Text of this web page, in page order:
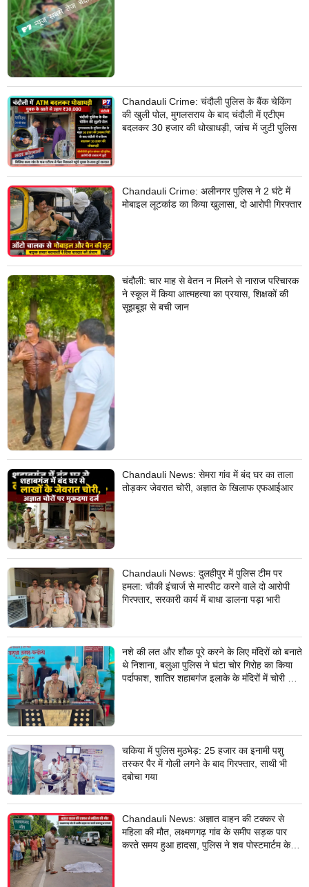
Chandauli Crime: चंदौली पुलिस के बैंक चेकिंग
की खुली पोल, मुगलसराय के बाद चंदौली में एटीएम
बदलकर 30 हजार की धोखाधड़ी, जांच में जुटी पुलिस
Chandauli Crime: अलीनगर पुलिस ने 2 घंटे में
मोबाइल लूटकांड का किया खुलासा, दो आरोपी गिरफ्तार
चंदौली: चार माह से वेतन न मिलने से नाराज परिचारक
ने स्कूल में किया आत्महत्या का प्रयास, शिक्षकों की
सूझबूझ से बची जान
Chandauli News: सेमरा गांव में बंद घर का ताला
तोड़कर जेवरात चोरी, अज्ञात के खिलाफ एफआईआर
Chandauli News: दुलहीपुर में पुलिस टीम पर
हमला: चौकी इंचार्ज से मारपीट करने वाले दो आरोपी
गिरफ्तार, सरकारी कार्य में बाधा डालना पड़ा भारी
नशे की लत और शौक पूरे करने के लिए मंदिरों को बनाते
थे निशाना, बलुआ पुलिस ने घंटा चोर गिरोह का किया
पर्दाफाश, शातिर शहाबगंज इलाके के मंदिरों में चोरी की
चकिया में पुलिस मुठभेड़: 25 हजार का इनामी पशु
तस्कर पैर में गोली लगने के बाद गिरफ्तार, साथी भी
दबोचा गया
Chandauli News: अज्ञात वाहन की टक्कर से
महिला की मौत, लक्ष्मणगढ़ गांव के समीप सड़क पार
करते समय हुआ हादसा, पुलिस ने शव पोस्टमार्टम के